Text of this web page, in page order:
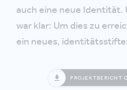
auch eine neue Identität.
war klar: Um dies zu
ein neues,
PROJEKTBERICHT